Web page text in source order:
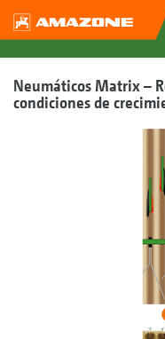
Neumáticos Matrix –
condiciones de